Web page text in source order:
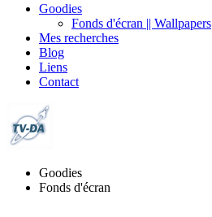
Goodies
Fonds d'écran || Wallpapers
Mes recherches
Blog
Liens
Contact
Goodies
Fonds d'écran